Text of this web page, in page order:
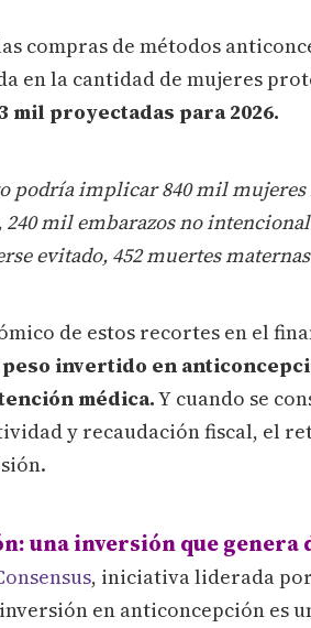
compras de métodos
en la cantidad de mujeres
mil proyectadas para 2026.
podría implicar 840 mil
mil embarazos no
evitado, 452 muertes
de estos recortes en el
peso invertido en
médica.Y cuando se
y recaudación fiscal, el
una inversión que
, iniciativa liderada
en anticoncepción es